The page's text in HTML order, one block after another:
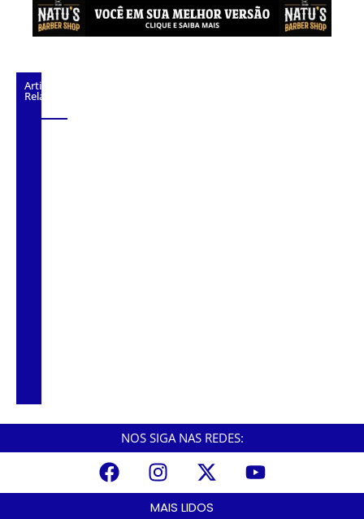
Artigos
Relacionados
NOS SIGA NAS REDES:
MAIS LIDOS